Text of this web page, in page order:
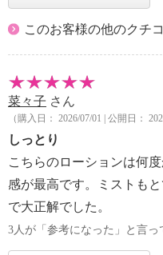
このお客様の他のクチ
菜々子 さん
（購入日： 2026/07/01 | 公開日：
しっとり
こちらのローションは何
感が最高です。ミストも
で大正解でした。
3人が「参考になった」と言っ